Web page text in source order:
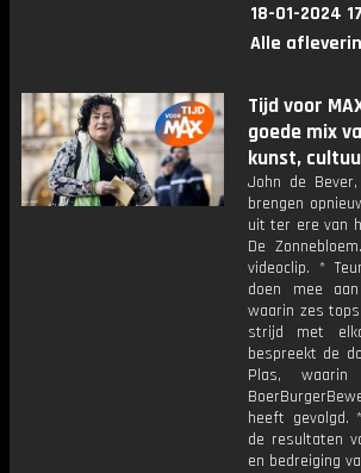
18-01-2024
Alle
Tijd voor
goede mix
kunst,
John de
brengen
uit ter ere van
De
videoclip. *
doen mee
waarin zes
strijd met
bespreekt de
Plas,
heeft gevolgd.
de resultaten
en bedreiging